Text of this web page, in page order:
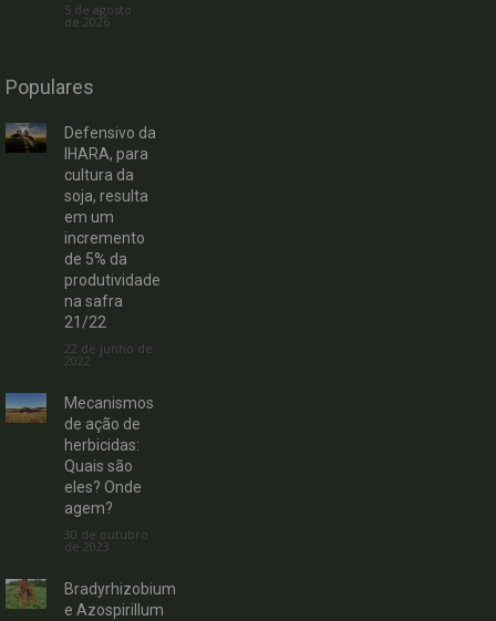
5 de agosto
de 2026
Populares
Defensivo da
IHARA, para
cultura da
soja, resulta
em um
incremento
de 5% da
produtividade
na safra
21/22
22 de junho de
2022
Mecanismos
de ação de
herbicidas:
Quais são
eles? Onde
agem?
30 de outubro
de 2023
Bradyrhizobium
e Azospirillum